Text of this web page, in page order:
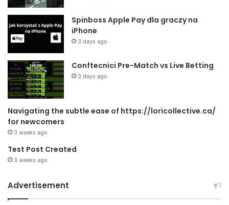
Spinboss Apple Pay dla graczy na
iPhone
3 days ago
Conftecnici Pre-Match vs Live Betting
3 days ago
Navigating the subtle ease of https://loricollective.ca/
for newcomers
3 weeks ago
Test Post Created
3 weeks ago
Advertisement